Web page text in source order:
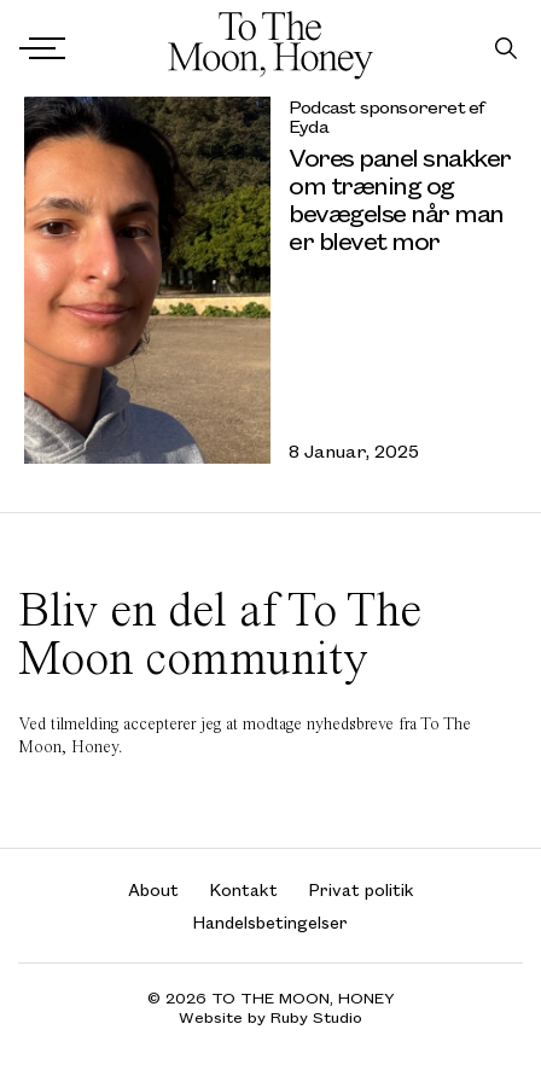
Podcast sponsoreret ef
Eyda
Vores panel snakker
om træning og
bevægelse når man
er blevet mor
8 Januar, 2025
Bliv en del af To The
Moon community
Ved tilmelding accepterer jeg at modtage nyhedsbreve fra To The
Moon, Honey.
About Kontakt
Privat politik
Handelsbetingelser
© 2026 TO THE MOON, HONEY
Website by Ruby Studio